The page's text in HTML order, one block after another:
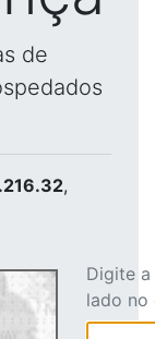
de
,
Digite
lado no